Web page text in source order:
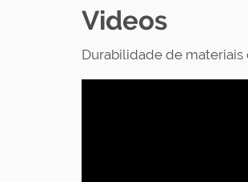
Videos
Durabilidade de materiais